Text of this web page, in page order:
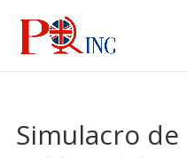
Simulacro